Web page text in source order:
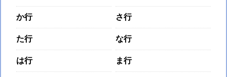
か行 さ行
た行 な行
は行 ま行